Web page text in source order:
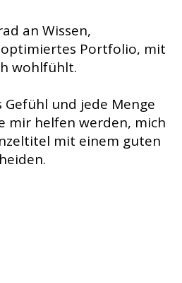
an Wissen,
Portfolio, mit
wohlfühlt.
Gefühl und jede Menge
mir helfen werden, mich
mit einem guten